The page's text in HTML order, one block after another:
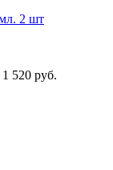
1 520 руб.